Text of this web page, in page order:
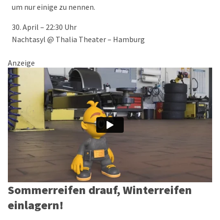
um nur einige zu nennen.
30. April – 22:30 Uhr
Nachtasyl @ Thalia Theater – Hamburg
Anzeige
Sommerreifen drauf, Winterreifen
einlagern!